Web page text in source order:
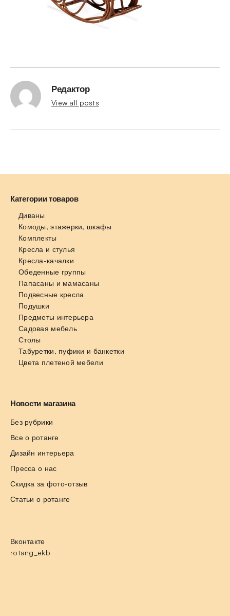
Редактор
View all posts
Категории товаров
Диваны
Комоды, этажерки, шкафы
Комплекты
Кресла и стулья
Кресла-качалки
Обеденные группы
Папасаны и мамасаны
Подвесные кресла
Подушки
Предметы интерьера
Садовая мебель
Столы
Табуретки, пуфики и банкетки
Цвета плетеной мебели
Новости магазина
Без рубрики
Все о ротанге
Дизайн интерьера
Пресса о нас
Скидка за фото-отзыв
Статьи о ротанге
Вконтакте
rotang_ekb